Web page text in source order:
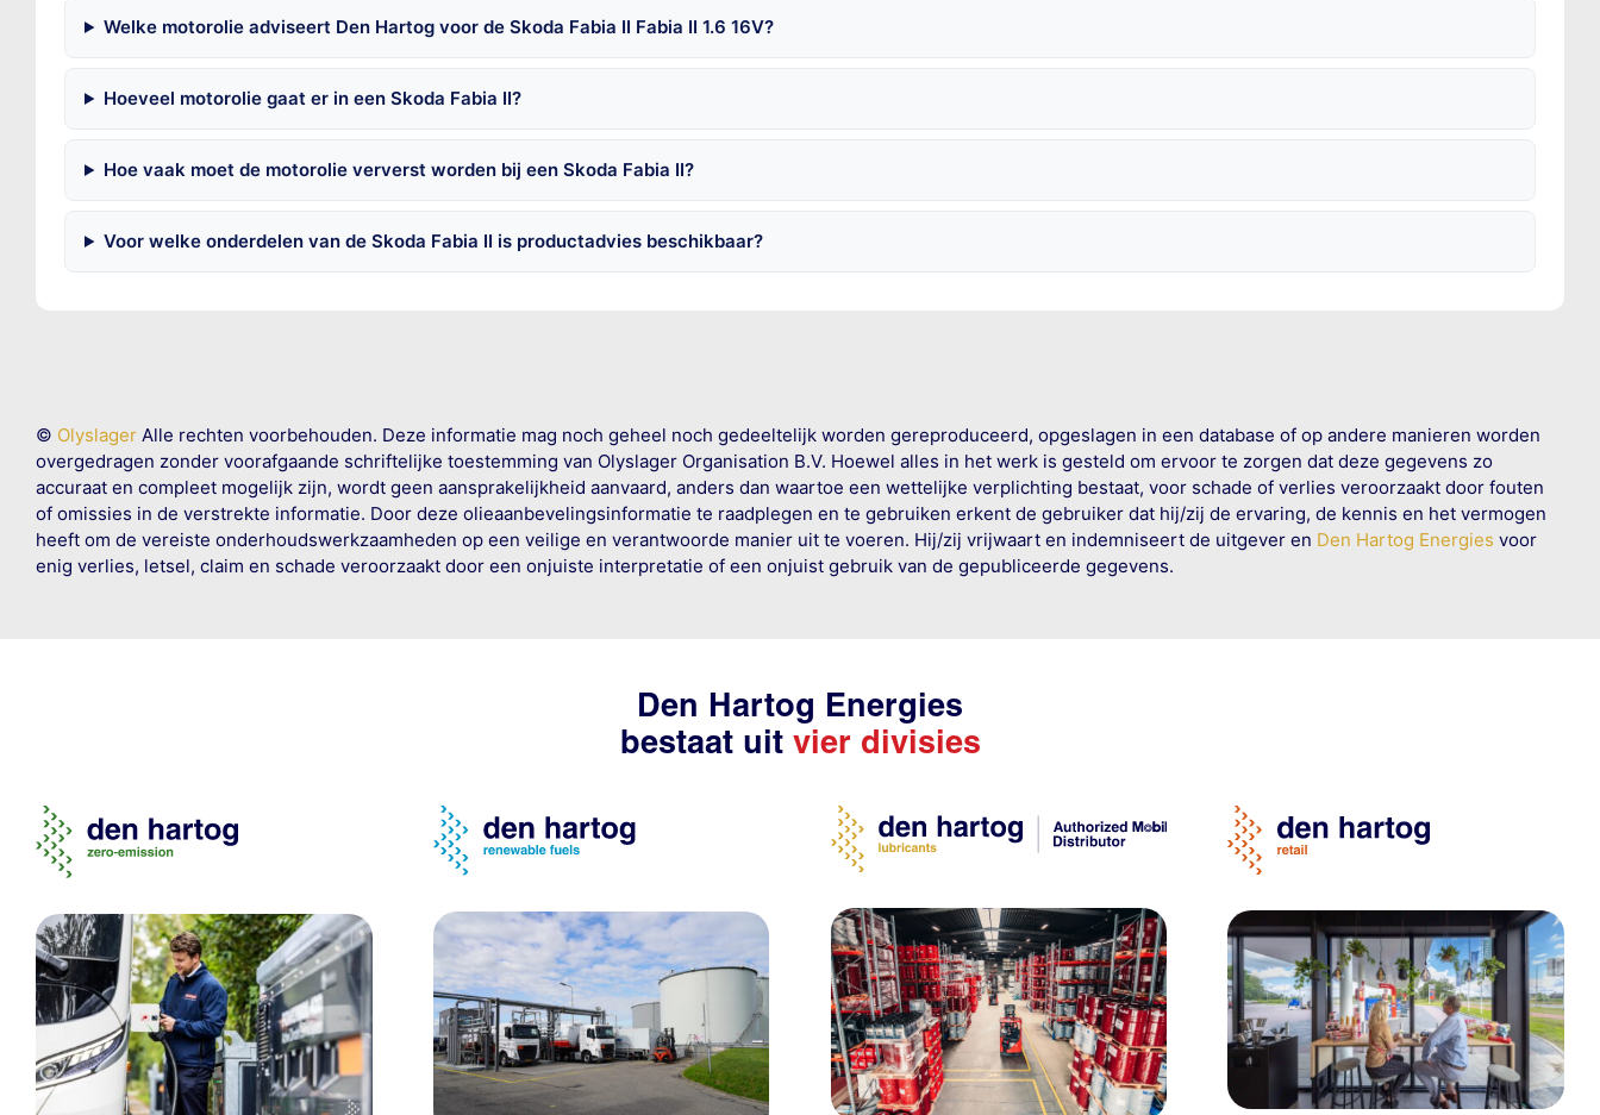
Welke motorolie adviseert Den Hartog voor de Skoda Fabia II Fabia II 1.6 16V?
Hoeveel motorolie gaat er in een Skoda Fabia II?
Hoe vaak moet de motorolie ververst worden bij een Skoda Fabia II?
Voor welke onderdelen van de Skoda Fabia II is productadvies beschikbaar?
© OlyslagerAlle rechten voorbehouden. Deze informatie mag noch geheel noch gedeeltelijk worden gereproduceerd, opgeslagen in een database of op andere manieren worden
overgedragen zonder voorafgaande schriftelijke toestemming van Olyslager Organisation B.V. Hoewel alles in het werk is gesteld om ervoor te zorgen dat deze gegevens zo
accuraat en compleet mogelijk zijn, wordt geen aansprakelijkheid aanvaard, anders dan waartoe een wettelijke verplichting bestaat, voor schade of verlies veroorzaakt door fouten
of omissies in de verstrekte informatie. Door deze olieaanbevelingsinformatie te raadplegen en te gebruiken erkent de gebruiker dat hij/zij de ervaring, de kennis en het vermogen
heeft om de vereiste onderhoudswerkzaamheden op een veilige en verantwoorde manier uit te voeren. Hij/zij vrijwaart en indemniseert de uitgever en Den Hartog Energies voor
enig verlies, letsel, claim en schade veroorzaakt door een onjuiste interpretatie of een onjuist gebruik van de gepubliceerde gegevens.
Den Hartog Energies
bestaat uit vier divisies